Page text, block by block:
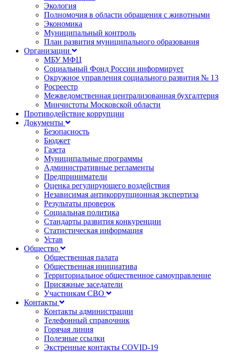
Экология
Полномочия в области обращения с животными
Экономика
Муниципальный контроль
План развития муниципального образования
Организации
МБУ МФЦ
Социальный Фонд России информирует
Окружное управления социального развития № 13
Росреестр
Межведомственная централизованная бухгалтерия
Минчистоты Московской области
Противодействие коррупции
Документы
Безопасность
Бюджет
Газета
Муниципальные программы
Административные регламенты
Предприниматели
Оценка регулирующего воздействия
Независимая антикоррупционная экспертиза
Результаты проверок
Социальная политика
Стандарты развития конкуренции
Статистическая информация
Устав
Общество
Общественная палата
Общественная инициатива
Территориальное общественное самоуправление
Присяжные заседатели
Участникам СВО
Контакты
Контакты администрации
Телефонный справочник
Горячая линия
Полезные ссылки
Экстренные контакты COVID-19